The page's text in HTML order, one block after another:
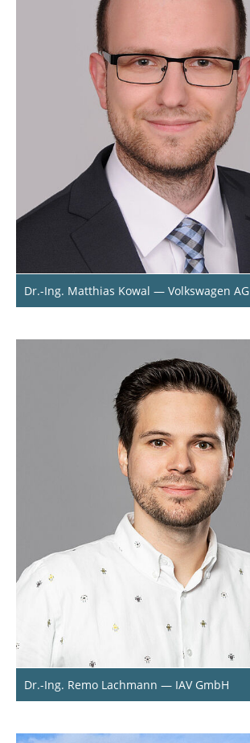
Dr.-Ing. Matthias Kowal — Volkswagen AG
Dr.-Ing. Remo Lachmann — IAV GmbH